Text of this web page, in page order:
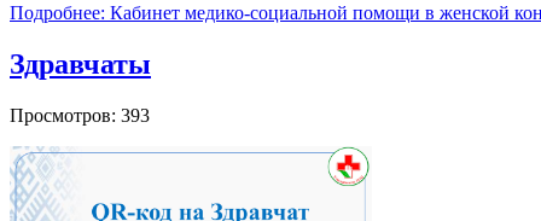
Подробнее: Кабинет медико‑социальной помощи в женской
Здравчаты
Просмотров: 393